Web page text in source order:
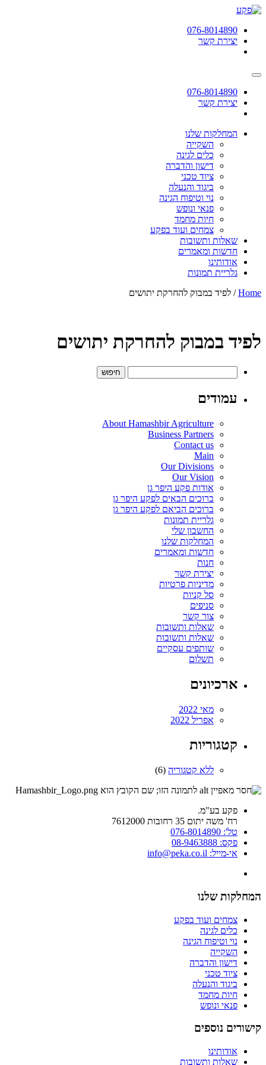
תחילתו
אינטרנט,
לחץ
כדי
לאזור
תוכן
מרכזי
076-8014890
יצירת קשר
076-8014890
יצירת קשר
המחלקות שלנו
השקייה
כלים לגינה
דישון והדברה
ציוד טכני
ביגוד והנעלה
נוי וטיפוח הגינה
פנאי ונופש
חיות מחמד
צמחים ועוד בפקע
שאלות ותשובות
חדשות ומאמרים
אודותינו
גלריית תמונות
Home/ לפיד במבוק להחרקת יתושים
לפיד במבוק להחרקת יתושים
עמודים
About Hamashbir Agriculture
Business Partners
Contact us
Main
Our Divisions
Our Vision
אודות פקע היפר גן
ברוכים הבאים לפקע היפר גן
ברוכים הביאם לפקע היפר גן
גלריית תמונות
החשבון שלי
המחלקות שלנו
חדשות ומאמרים
חנות
יצירת קשר
מדיניות פרטיות
סל קניות
סניפים
צור קשר
שאלות ותשובות
שאלות ותשובות
שותפים עסקיים
תשלום
ארכיונים
מאי 2022
אפריל 2022
קטגוריות
ללא קטגוריה (6)
פקע בע"מ.
רח' משה יתום 35 רחובות 7612000
טל': 076-8014890
פקס: 08-9463888
אי-מייל: info@peka.co.il
המחלקות שלנו
צמחים ועוד בפקע
כלים לגינה
נוי וטיפוח הגינה
השקייה
דישון והדברה
ציוד טכני
ביגוד והנעלה
חיות מחמד
פנאי ונופש
קישורים נוספים
אודותינו
שאלות ותשובות